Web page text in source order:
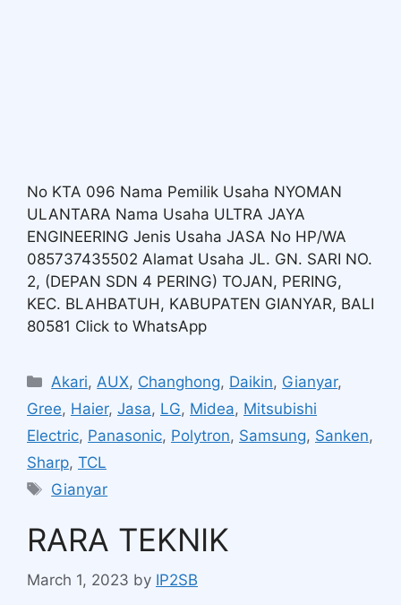
No KTA 096 Nama Pemilik Usaha NYOMAN
ULANTARA Nama Usaha ULTRA JAYA
ENGINEERING Jenis Usaha JASA No HP/WA
085737435502 Alamat Usaha JL. GN. SARI NO.
2, (DEPAN SDN 4 PERING) TOJAN, PERING,
KEC. BLAHBATUH, KABUPATEN GIANYAR, BALI
80581 Click to WhatsApp
Akari,AUX, Changhong, Daikin, Gianyar,
Gree, Haier, Jasa, LG, Midea, Mitsubishi
Electric, Panasonic, Polytron, Samsung, Sanken,
Sharp, TCL
Gianyar
RARA TEKNIK
March 1, 2023 by IP2SB